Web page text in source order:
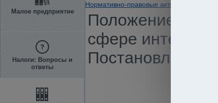
Малое предприятие
Налоги: Вопросы и
ответы
Нормативно-правовые акты
Положение о
сфере
Постановлению